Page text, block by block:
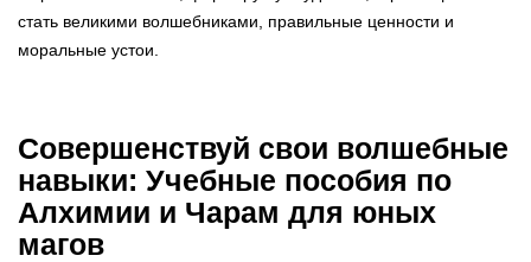
стать великими волшебниками, правильные ценности и
моральные устои.
Совершенствуй свои волшебные
навыки: Учебные пособия по
Алхимии и Чарам для юных
магов